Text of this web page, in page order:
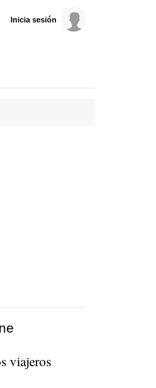
Inicia sesión
viajeros